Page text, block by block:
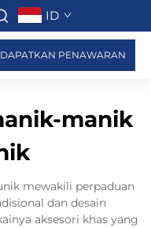
ID
DAPATKAN PENAWARAN
manik
mewakili perpaduan
dan desain
aksesori khas yang